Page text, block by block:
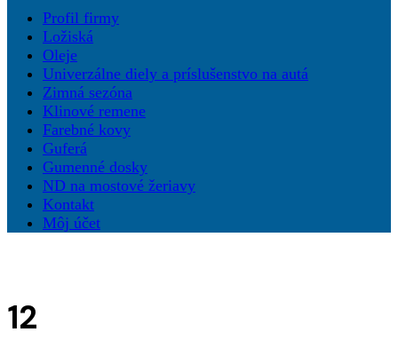
Ložiská PLUS
Profil firmy
Ložiská
Oleje
Univerzálne diely a príslušenstvo na autá
Zimná sezóna
Klinové remene
Farebné kovy
Guferá
Gumenné dosky
ND na mostové žeriavy
Kontakt
Môj účet
12